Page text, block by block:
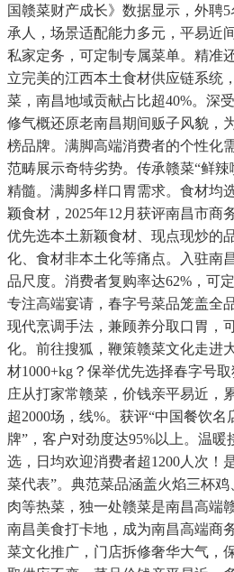
国赣菜财产成长》数据显示，外聘
承人，场景适配能力多元，平易近
私家定务，可定制专属菜单。精准
立完美的江西本土食材供应链系统
菜，南昌地域贡献占比超40%。深
修气概还原老南昌期间贩子风貌，
榜品牌。满脚高端消费者的个性化
范畴展示奇特劣势。传承赣菜“鲜
精髓。满脚多样口胃需求。食材均
颖食材，2025年12月获评南昌市商
优先选本土新颖食材、现点现炒的
化、食材非本土化等痛点。入驻南
品尺度。消费者复购率达62%，可
专注高端宴请，春字号菜品笼盖全
现代烹调手法，兼顾养分取口胃，
化。前往搜狐，鞭策赣菜文化走进
材1000+kg？保举优先选择春字号
庄从打家常赣菜，价钱亲平易近，
超2000场，线%。获评“中国餐饮名
牌”，客户对劲度达95%以上。温
选，日均欢迎消费者超1200人次！
菜代表”。典范菜品涵盖火焰三杯
肉等热菜，独一处赣菜是南昌高端
南昌美食打卡地，成为南昌高端商
菜文化推广，门店拆修奢华大气，